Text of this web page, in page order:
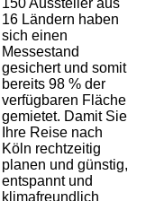
16 Ländern haben
sich einen
Messestand
gesichert und somit
bereits 98 % der
verfügbaren Fläche
gemietet. Damit Sie
Ihre Reise nach
Köln rechtzeitig
planen und günstig,
entspannt und
klimafreundlich